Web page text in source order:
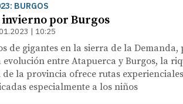
BURGOS
invierno por Burgos
| 10:25
de gigantes en la sierra de la Demanda,
evolución entre Atapuerca y Burgos, la
la provincia ofrece rutas
especialmente a los niños